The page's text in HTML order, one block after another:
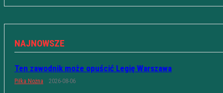
NAJNOWSZE
Ten zawodnik może opuścić Legię Warszawa
Piłka Nożna 2026-08-06